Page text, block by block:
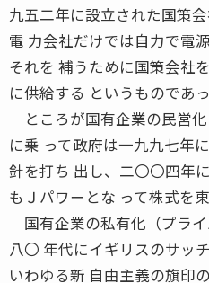
九五二年に設立された国策会
電 力会社だけでは自力で電
それを 補うために国策会社
に供給する というものであっ
ところが国有企業の民営
に乗 って政府は一九九七年
針を打ち 出し、二〇〇四年
もＪパワーとな って株式を
国有企業の私有化（プラ
八〇 年代にイギリスのサッ
いわゆる新 自由主義の旗印